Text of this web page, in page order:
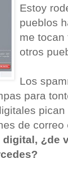
Estoy
pueblos
me tocan
otros
Los
para
de
digital, ¿de